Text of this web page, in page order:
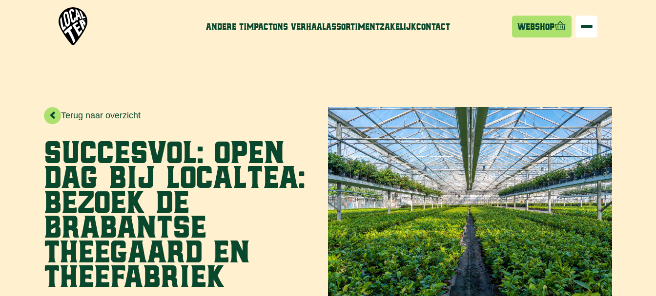
Andere TImpactons VerhaalAssortimentZakelijkContact Webshop
> Terug naar overzicht
Succesvol: Open
dag bij LocalTea:
bezoek de
Brabantse
theegaard en
theefabriek